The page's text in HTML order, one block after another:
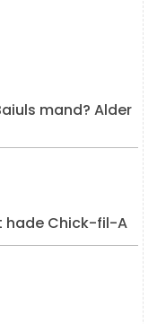
mand? Alder
hade Chick-fil-A